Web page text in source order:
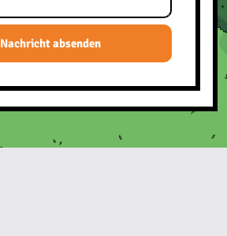
Nachricht absenden